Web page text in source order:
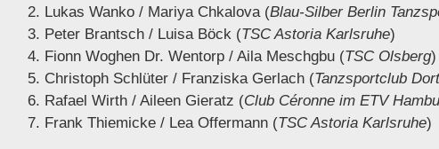
Lukas Wanko / Mariya Chkalova (Blau-Silber Berlin
Peter Brantsch / Luisa Böck (TSC Astoria Karlsruhe)
Fionn Woghen Dr. Wentorp / Aila Meschgbu (TSC Olsberg)
Christoph Schlüter / Franziska Gerlach (Tanzsportclub
Rafael Wirth / Aileen Gieratz (Club Céronne im ETV
Frank Thiemicke / Lea Offermann (TSC Astoria Karlsruhe)